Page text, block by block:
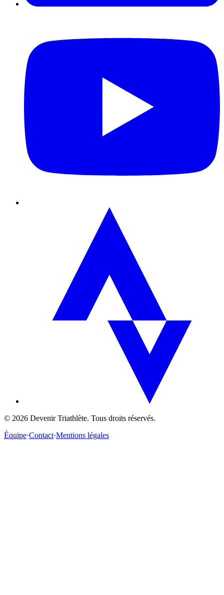
© 2026 Devenir Triathlète. Tous droits réservés.
Équipe·Contact·Mentions légales